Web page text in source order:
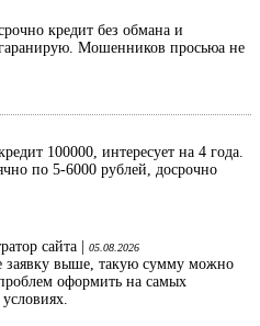
кредит без обмана и
Мошенников просьюа не
100000, интересует на 4 года.
по 5-6000 рублей, досрочно
сайта |
05.08.2026
заявку выше, такую сумму можно
оформить на самых